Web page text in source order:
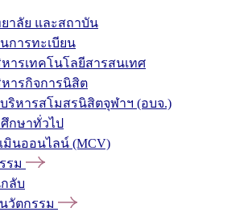
าลัย และสถาบัน
การทะเบียน
ารเทคโนโลยีสารสนเทศ
ารกิจการนิสิต
ริหารสโมสรนิสิตจุฬาฯ (อบจ.)
กษาทั่วไป
มินออนไลน์ (MCV)
รม
ลับ
วัตกรรม